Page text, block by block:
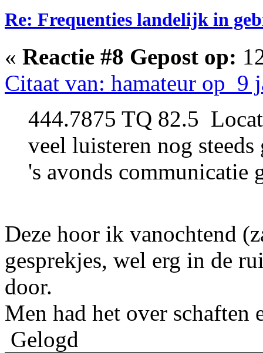
Re: Frequenties landelijk in
« Reactie #8 Gepost op:
Citaat van: hamateur op 9
444.7875 TQ 82.5
veel luisteren nog
's avonds communicatie
Deze hoor ik vanochtend
gesprekjes, wel erg in de
door.
Men had het over schaften
Gelogd